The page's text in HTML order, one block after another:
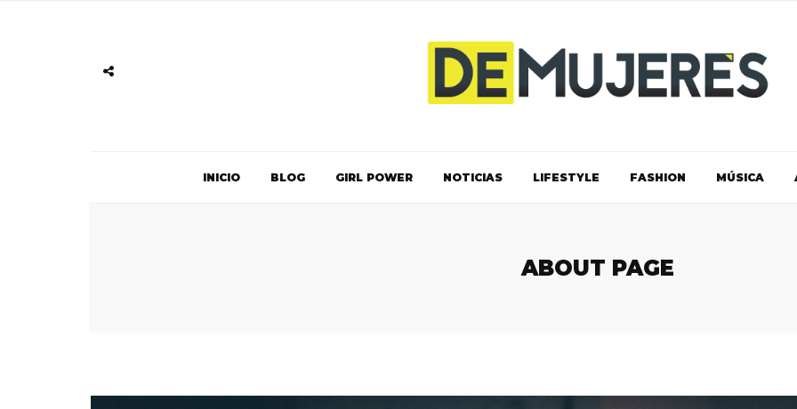
INICIO BLOG GIRL POWER NOTICIAS LIFESTYLE FASHION MÚSICA
ABOUT PAGE